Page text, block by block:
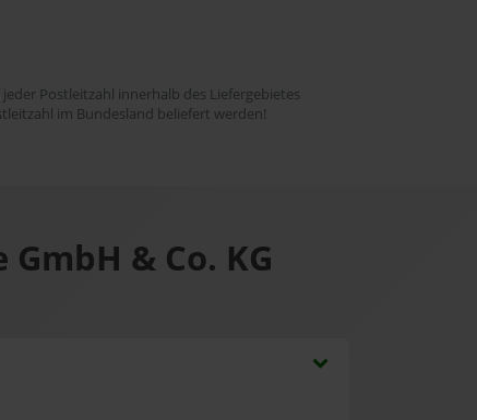
Postleitzahl innerhalb des Liefergebietes
im Bundesland beliefert werden!
& Co. KG